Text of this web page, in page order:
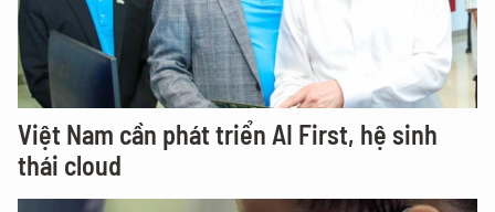
Việt Nam cần phát triển AI First, hệ sinh
thái cloud